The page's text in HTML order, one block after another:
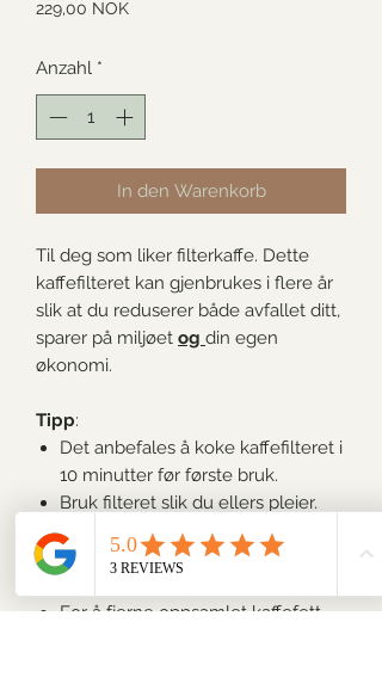
229,00 NOKPreis
Anzahl *
In den Warenkorb
Til deg som liker filterkaffe. Dette
kaffefilteret kan gjenbrukes i flere år
slik at du reduserer både avfallet ditt,
sparer på miljøet og din egen
økonomi.
Tipp:
Det anbefales å koke kaffefilteret i
10 minutter før første bruk.
Bruk filteret slik du ellers pleier.
Fjern kaffegruten etter bruk og
skyll filteret grundig før du henger
For å fjerne oppsamlet kaffefett